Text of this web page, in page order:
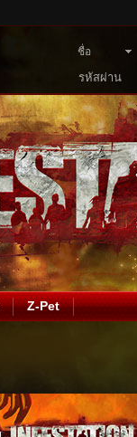
ชื่อ
สมาชิก
รหัสผ่าน
Z-Pet